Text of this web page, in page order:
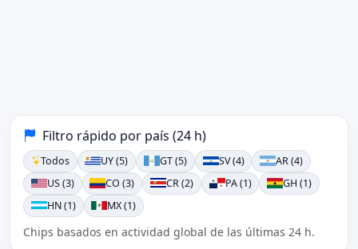
Filtro rápido por país (24 h)
Todos UY (5) GT (5) SV (4)
AR (4)
US (3)
CO (3) CR (2) PA (1)
GH (1)
HN (1)
MX (1)
Chips basados en actividad global de las últimas 24 h.